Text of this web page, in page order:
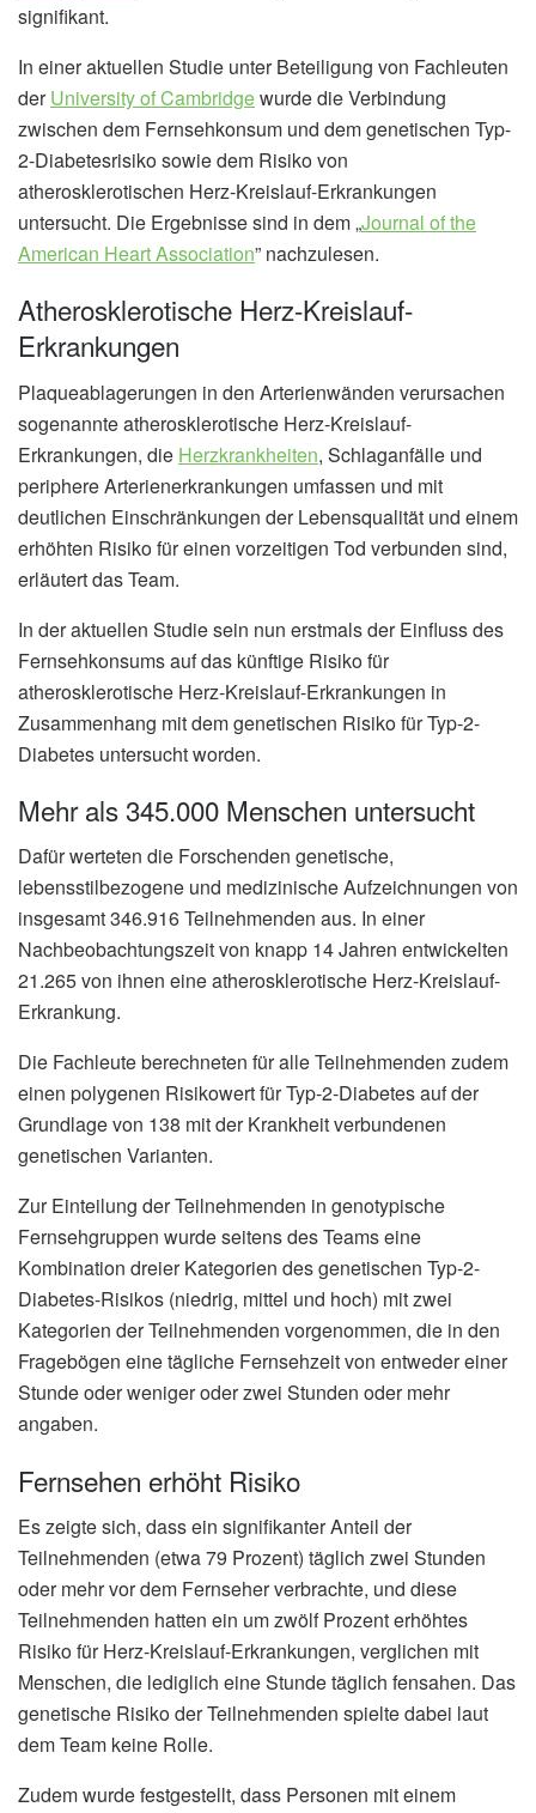
signifikant.
In einer aktuellen Studie unter Beteiligung von Fachleuten
derUniversity of Cambridgewurde die Verbindung
zwischen dem Fernsehkonsum und dem genetischen Typ-
2-Diabetesrisiko sowie dem Risiko von
atherosklerotischen Herz-Kreislauf-Erkrankungen
untersucht. Die Ergebnisse sind in dem „Journal of the
American Heart Association” nachzulesen.
Atherosklerotische Herz-Kreislauf-
Erkrankungen
Plaqueablagerungen in den Arterienwänden verursachen
sogenannte atherosklerotische Herz-Kreislauf-
Erkrankungen, die Herzkrankheiten, Schlaganfälle und
periphere Arterienerkrankungen umfassen und mit
deutlichen Einschränkungen der Lebensqualität und einem
erhöhten Risiko für einen vorzeitigen Tod verbunden sind,
erläutert das Team.
In der aktuellen Studie sein nun erstmals der Einfluss des
Fernsehkonsums auf das künftige Risiko für
atherosklerotische Herz-Kreislauf-Erkrankungen in
Zusammenhang mit dem genetischen Risiko für Typ-2-
Diabetes untersucht worden.
Mehr als 345.000 Menschen untersucht
Dafür werteten die Forschenden genetische,
lebensstilbezogene und medizinische Aufzeichnungen von
insgesamt 346.916 Teilnehmenden aus. In einer
Nachbeobachtungszeit von knapp 14 Jahren entwickelten
21.265 von ihnen eine atherosklerotische Herz-Kreislauf-
Erkrankung.
Die Fachleute berechneten für alle Teilnehmenden zudem
einen polygenen Risikowert für Typ-2-Diabetes auf der
Grundlage von 138 mit der Krankheit verbundenen
genetischen Varianten.
Zur Einteilung der Teilnehmenden in genotypische
Fernsehgruppen wurde seitens des Teams eine
Kombination dreier Kategorien des genetischen Typ-2-
Diabetes-Risikos (niedrig, mittel und hoch) mit zwei
Kategorien der Teilnehmenden vorgenommen, die in den
Fragebögen eine tägliche Fernsehzeit von entweder einer
Stunde oder weniger oder zwei Stunden oder mehr
angaben.
Fernsehen erhöht Risiko
Es zeigte sich, dass ein signifikanter Anteil der
Teilnehmenden (etwa 79 Prozent) täglich zwei Stunden
oder mehr vor dem Fernseher verbrachte, und diese
Teilnehmenden hatten ein um zwölf Prozent erhöhtes
Risiko für Herz-Kreislauf-Erkrankungen, verglichen mit
Menschen, die lediglich eine Stunde täglich fensahen. Das
genetische Risiko der Teilnehmenden spielte dabei laut
dem Team keine Rolle.
Zudem wurde festgestellt, dass Personen mit einem